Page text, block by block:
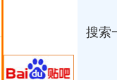
搜索